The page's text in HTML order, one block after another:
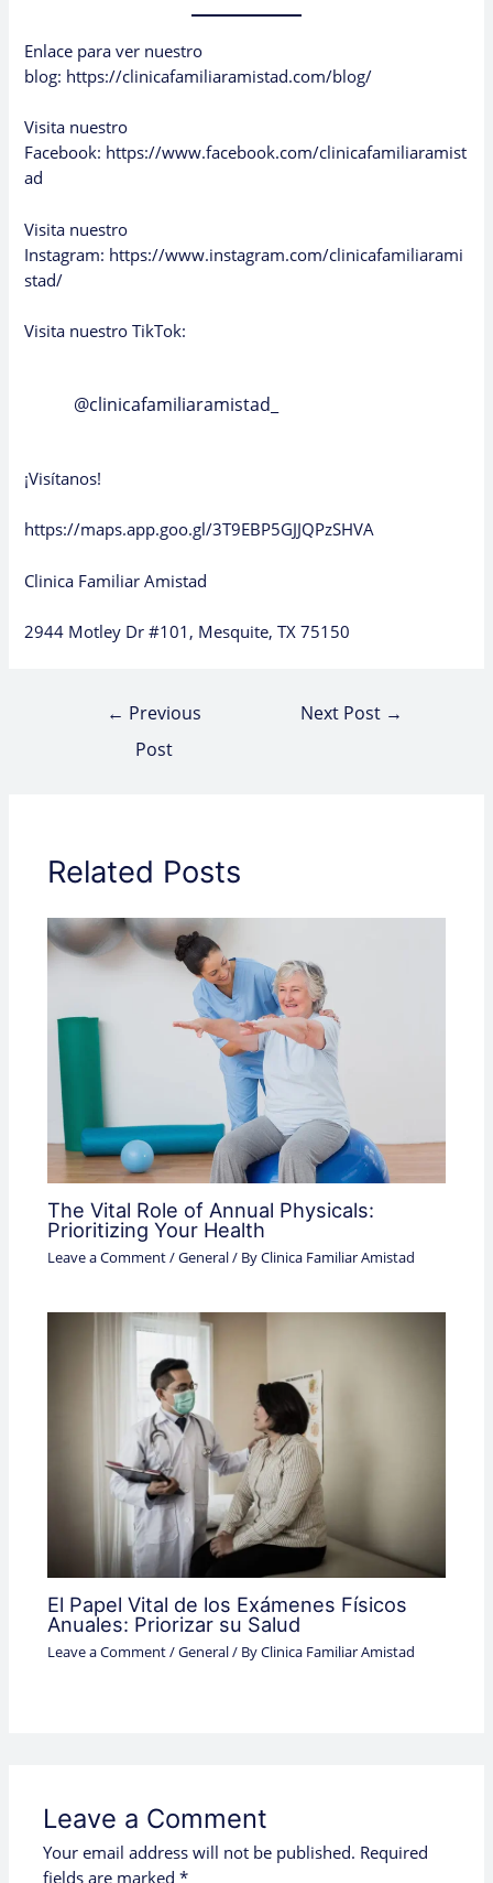
Enlace para ver nuestro
blog: https://clinicafamiliaramistad.com/blog/
Visita nuestro
Facebook: https://www.facebook.com/clinicafamiliaramist
ad
Visita nuestro
Instagram: https://www.instagram.com/clinicafamiliarami
stad/
Visita nuestro TikTok:
@clinicafamiliaramistad_
¡Visítanos!
https://maps.app.goo.gl/3T9EBP5GJJQPzSHVA
Clinica Familiar Amistad
2944 Motley Dr #101, Mesquite, TX 75150
← Previous
Post
Next Post →
Related Posts
The Vital Role of Annual Physicals:
Prioritizing Your Health
Leave a Comment/General/ ByClinica Familiar Amistad
El Papel Vital de los Exámenes Físicos
Anuales: Priorizar su Salud
Leave a Comment/General/ ByClinica Familiar Amistad
Leave a Comment
Your email address will not be published. Required
fields are marked*